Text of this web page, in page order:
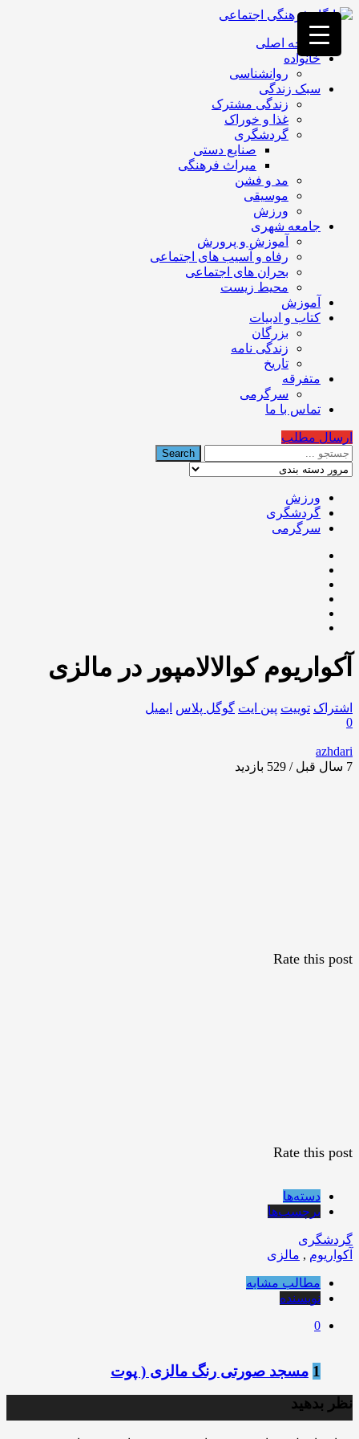
فصد
خون
غرب
تهران
خشکشویی
تصفیه
تهران
صفحه اصلی
خانواده
روانشناسی
سبک زندگی
زندگی مشترک
غذا و خوراک
گردشگری
صنایع دستی
میراث فرهنگی
مد و فشن
موسیقی
ورزش
جامعه شهری
آموزش و پرورش
رفاه و آسیب های اجتماعی
بحران های اجتماعی
محیط زیست
آموزش
کتاب و ادبیات
بزرگان
زندگی نامه
تاریخ
متفرقه
سرگرمی
تماس با ما
ارسال مطلب
ورزش
گردشگری
سرگرمی
آکواریوم کوالالامپور در مالزی
اشتراک توییت پین ایت گوگل‌ پلاس ایمیل
0
azhdari
7 سال قبل / 529
بازدید
Rate this post
Rate this post
دسته‌ها
برچسب‌ها
گردشگری
آکواریوم , مالزی
مطالب مشابه
نویسنده
0
1 مسجد صورتی رنگ مالزی ( پوت
نظر بدهید